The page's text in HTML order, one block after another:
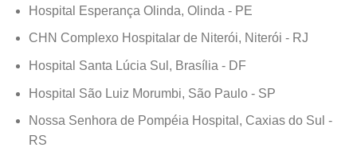
Hospital Esperança Olinda, Olinda - PE
CHN Complexo Hospitalar de Niterói, Niterói - RJ
Hospital Santa Lúcia Sul, Brasília - DF
Hospital São Luiz Morumbi, São Paulo - SP
Nossa Senhora de Pompéia Hospital, Caxias do Sul -
RS